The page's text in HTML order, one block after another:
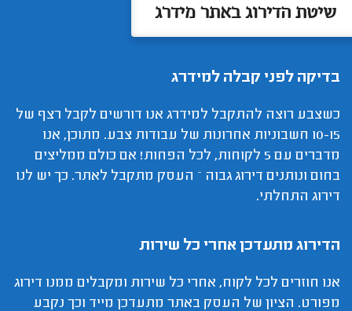
שיטת הדירוג באתר מידרג
בדיקה לפני קבלה למידרג
כשצבע רוצה להתקבל למידרג אנו דורשים לקבל רצף של
10-15 חשבוניות אחרונות של עבודות צבע. מתוכן, אנו
מדברים עם 5 לקוחות, לכל הפחות! אם כולם ממליצים
בחום ונותנים דירוג גבוה – העסק מתקבל לאתר. כך יש לנו
דירוג התחלתי.
הדירוג מתעדכן אחרי כל שירות
אנו חוזרים לכל לקוח, אחרי כל שירות ומקבלים ממנו דירוג
מפורט. הציון של העסק באתר מתעדכן מייד וכך נקבע